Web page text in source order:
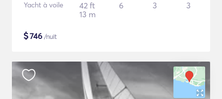
Yacht à voile
42 ft
13 m
6 3 3
$746 /nuit